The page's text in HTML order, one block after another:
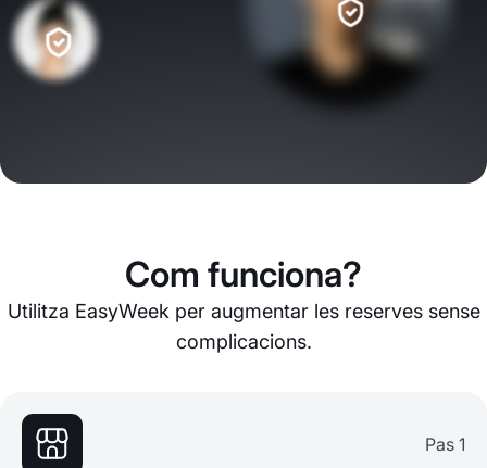
Com funciona?
Utilitza EasyWeek per augmentar les reserves sense
complicacions.
Pas 1